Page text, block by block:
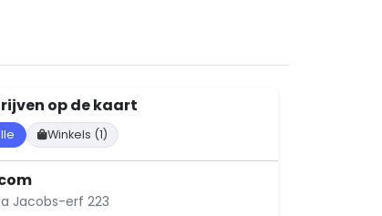
op de kaart
Winkels (1)
Jacobs-erf 223